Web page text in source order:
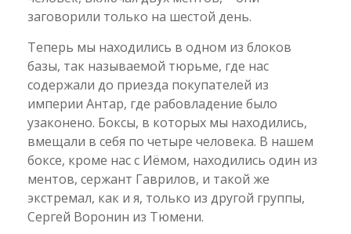
заговорили только на шестой день.
Теперь мы находились в одном из блоков
базы, так называемой тюрьме, где нас
содержали до приезда покупателей из
империи Антар, где рабовладение было
узаконено. Боксы, в которых мы находились,
вмещали в себя по четыре человека. В нашем
боксе, кроме нас с Иёмом, находились один из
ментов, сержант Гаврилов, и такой же
экстремал, как и я, только из другой группы,
Сергей Воронин из Тюмени.